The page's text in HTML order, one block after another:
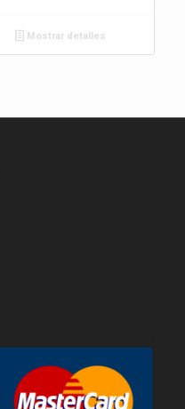
Mostrar detalles